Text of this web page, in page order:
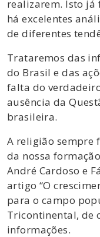
realizarem. Isto já
há excelentes
de diferentes
Trataremos das
do Brasil e das
falta do
ausência da
brasileira.
A religião sempre
da nossa
André Cardoso e
artigo “O
para o campo
Tricontinental, de
informações.